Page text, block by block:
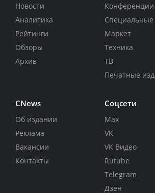
Новости
Аналитика
Рейтинги
Обзоры
Архив
Конференции
Специальные
Маркет
Техника
ТВ
Печатные
CNews
Об издании
Реклама
Вакансии
Контакты
Соцсети
Max
VK
VK Видео
Rutube
Telegram
Дзен